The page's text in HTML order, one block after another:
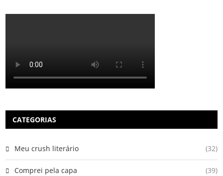
CATEGORIAS
Meu crush literário (32)
Comprei pela capa (39)